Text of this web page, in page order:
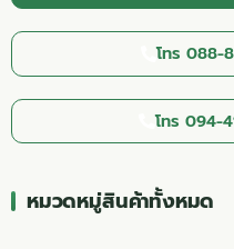
โทร
โทร 094-
หมวดหมู่สินค้าทั้งหมด